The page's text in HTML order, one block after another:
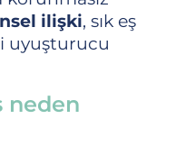
ilişki, sık eş
uyuşturucu
neden